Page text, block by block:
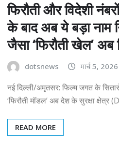
फिरौती और विदेशी
के बाद अब ये बड़ा नाम
जैसा ‘फिरौती खेल’ अब
dotsnews मार्च 5, 2026
नई दिल्ली/अमृतसर: फिल्म जगत के
‘फिरौती मॉडल’ अब देश के सुरक्षा
READ MORE